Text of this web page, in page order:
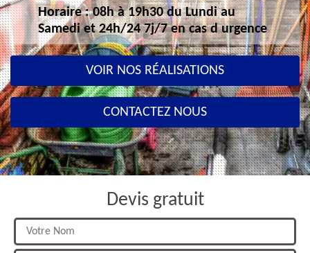
Horaire : 08h à 19h30 du Lundi au
Samedi et 24h/24 7j/7 en cas d urgence
VOIR NOS RÉALISATIONS
CONTACTEZ NOUS
Devis gratuit